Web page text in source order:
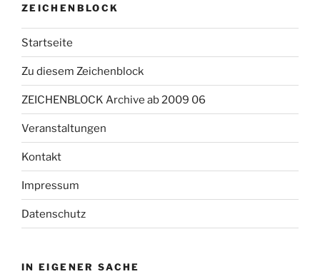
ZEICHENBLOCK
Startseite
Zu diesem Zeichenblock
ZEICHENBLOCK Archive ab 2009 06
Veranstaltungen
Kontakt
Impressum
Datenschutz
IN EIGENER SACHE